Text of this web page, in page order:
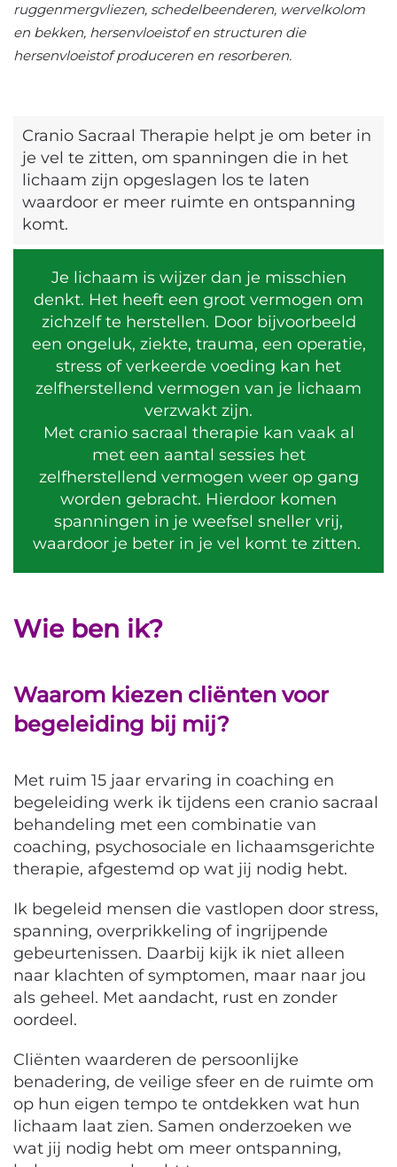
ruggenmergvliezen, schedelbeenderen, wervelkolom
en bekken, hersenvloeistof en structuren die
hersenvloeistof produceren en resorberen.
Cranio Sacraal Therapie helpt je om beter in
je vel te zitten, om spanningen die in het
lichaam zijn opgeslagen los te laten
waardoor er meer ruimte en ontspanning
komt.
Je lichaam is wijzer dan je misschien
denkt. Het heeft een groot vermogen om
zichzelf te herstellen. Door bijvoorbeeld
een ongeluk, ziekte, trauma, een operatie,
stress of verkeerde voeding kan het
zelfherstellend vermogen van je lichaam
verzwakt zijn.
Met cranio sacraal therapie kan vaak al
met een aantal sessies het
zelfherstellend vermogen weer op gang
worden gebracht. Hierdoor komen
spanningen in je weefsel sneller vrij,
waardoor je beter in je vel komt te zitten.
Wie ben ik?
Waarom kiezen cliënten voor
begeleiding bij mij?
Met ruim 15 jaar ervaring in coaching en
begeleiding werk ik tijdens een cranio sacraal
behandeling met een combinatie van
coaching, psychosociale en lichaamsgerichte
therapie, afgestemd op wat jij nodig hebt.
Ik begeleid mensen die vastlopen door stress,
spanning, overprikkeling of ingrijpende
gebeurtenissen. Daarbij kijk ik niet alleen
naar klachten of symptomen, maar naar jou
als geheel. Met aandacht, rust en zonder
oordeel.
Cliënten waarderen de persoonlijke
benadering, de veilige sfeer en de ruimte om
op hun eigen tempo te ontdekken wat hun
lichaam laat zien. Samen onderzoeken we
wat jij nodig hebt om meer ontspanning,